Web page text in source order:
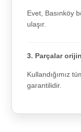
Evet, Basınköy
ulaşır.
3. Parçalar
Kullandığımız
garantilidir.